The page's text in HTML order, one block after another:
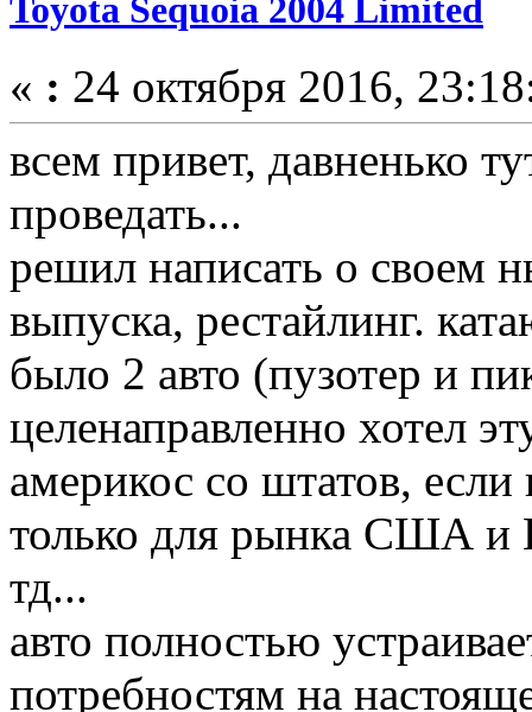
Toyota Sequoia 2004 Limited
« : 24 октября 2016,
всем привет, давненько
проведать...
решил написать о своем
выпуска, рестайлинг.
было 2 авто (пузотер и
целенаправленно хотел
америкос со штатов,
только для рынка США и
тд...
авто полностью
потребностям на